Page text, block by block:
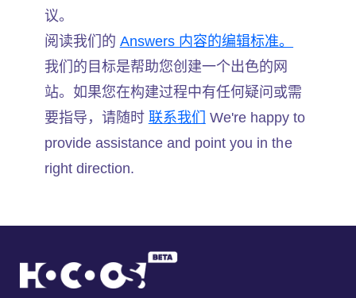
议。
阅读我们的 Answers 内容的编辑标准。
我们的目标是帮助您创建一个出色的网
站。如果您在构建过程中有任何疑问或需
要指导，请随时 联系我们
We're happy to
provide assistance and point you in the
right direction.